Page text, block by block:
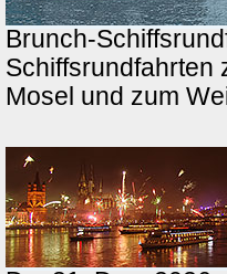
Brunch-
Schiffsrundfahrten
Mosel und zum